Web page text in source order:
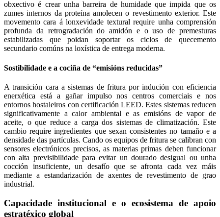
obxectivo é crear unha barreira de humidade que impida que os
zumes internos da proteína amolecen o revestimento exterior. Este
movemento cara á lonxevidade textural require unha comprensión
profunda da retrogradación do amidón e o uso de premesturas
estabilizadas que poidan soportar os ciclos de quecemento
secundario comúns na loxística de entrega moderna.
Sostibilidade e a cociña de “emisións reducidas”
A transición cara a sistemas de fritura por indución con eficiencia
enerxética está a gañar impulso nos centros comerciais e nos
entornos hostaleiros con certificación LEED. Estes sistemas reducen
significativamente a calor ambiental e as emisións de vapor de
aceite, o que reduce a carga dos sistemas de climatización. Este
cambio require ingredientes que sexan consistentes no tamaño e a
densidade das partículas. Cando os equipos de fritura se calibran con
sensores electrónicos precisos, as materias primas deben funcionar
con alta previsibilidade para evitar un dourado desigual ou unha
cocción insuficiente, un desafío que se afronta cada vez máis
mediante a estandarización de axentes de revestimento de grao
industrial.
Capacidade institucional e o ecosistema de apoio
estratéxico global